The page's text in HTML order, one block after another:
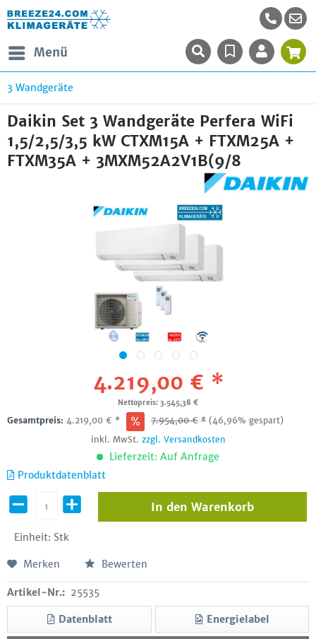
Menü
3 Wandgeräte
Daikin Set 3 Wandgeräte Perfera WiFi
1,5/2,5/3,5 kW CTXM15A + FTXM25A +
FTXM35A + 3MXM52A2V1B(9/8
4.219,00 € *
Nettopreis: 3.545,38 €
Gesamtpreis: 4.219,00 € * 7.954,00€ * (46,96% gespart)
inkl. MwSt. zzgl. Versandkosten
Lieferzeit: Auf Anfrage
Produktdatenblatt
Einheit: Stk
In den Warenkorb
Merken Bewerten
Artikel-Nr.: 25535
Datenblatt Energielabel